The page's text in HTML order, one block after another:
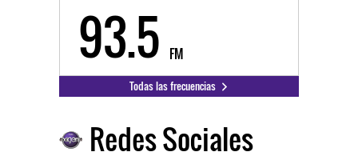
93.5 FM
Todas las frecuencias
Redes Sociales